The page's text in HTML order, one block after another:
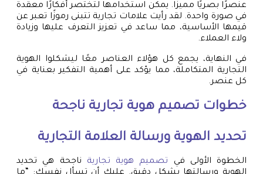
عنصرًا بصريًا مميزًا. يمكن استخدامها لتختصر أفكارًا معقدة
في صورة واحدة. لقد رأيت علامات تجارية تتبنى رموزًا تعبر عن
قيمها الأساسية، مما ساعد في تعزيز التعرف عليها وزيادة
ولاء العملاء.
في النهاية، يجمع كل هؤلاء العناصر معًا ليشكلوا الهوية
التجارية المتكاملة، مما يؤكد على أهمية التفكير بعناية في
كل عنصر.
خطوات تصميم هوية تجارية ناجحة
تحديد الهوية ورسالة العلامة التجارية
الخطوة الأولى في تصميم هوية تجارية ناجحة هي تحديد